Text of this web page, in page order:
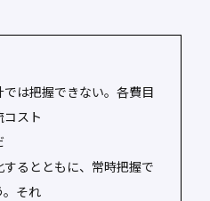
は把握できない。各費目
コスト
るとともに、常時把握で
。それ